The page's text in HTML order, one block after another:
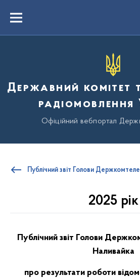
вмістуMenu
Державний комітет
радіомовлення
Офіційний вебпортал
Публічний звіт Голови
2025 рік
Публічний звіт Голови
Наливайка
про результати роботи